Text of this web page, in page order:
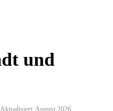
und
August 2026